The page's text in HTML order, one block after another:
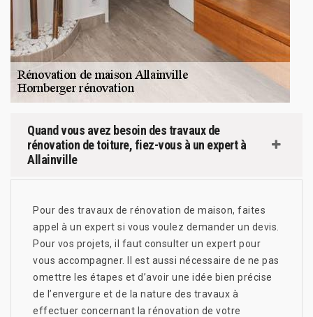
Quand vous avez besoin des travaux de
rénovation de toiture, fiez-vous à un expert à
Allainville
Pour des travaux de rénovation de maison, faites
appel à un expert si vous voulez demander un devis.
Pour vos projets, il faut consulter un expert pour
vous accompagner. Il est aussi nécessaire de ne pas
omettre les étapes et d’avoir une idée bien précise
de l’envergure et de la nature des travaux à
effectuer concernant la rénovation de votre